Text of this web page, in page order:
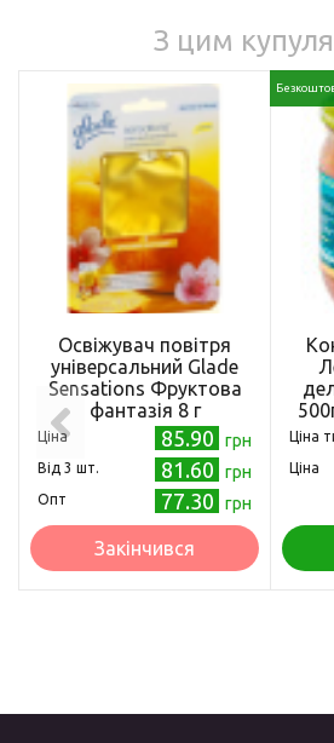
З цим
Освіжувач повітря
універсальний Glade
Sensations Фруктова
фантазія 8 г
(5010182992012)
Ціна 85.90 грн
Від 3 шт. 81.60 грн
Опт 77.30 грн
Закінчився
Ціна
Ціна